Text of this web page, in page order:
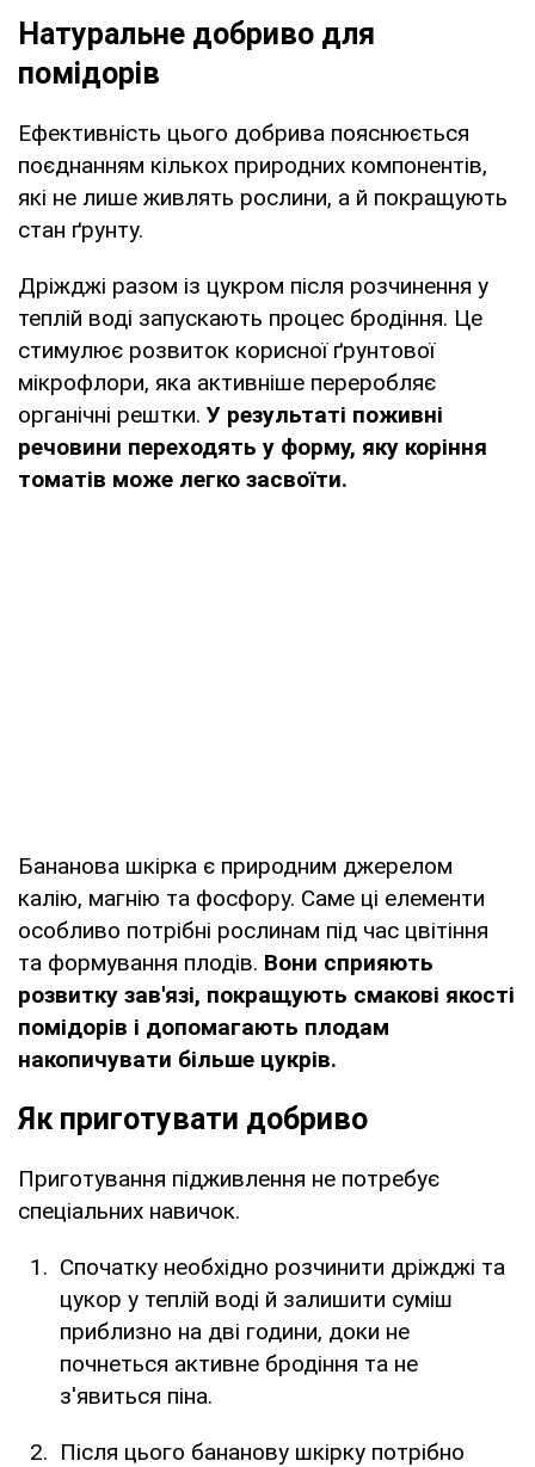
Натуральне добриво для
помідорів
Ефективність цього добрива пояснюється
поєднанням кількох природних компонентів,
які не лише живлять рослини, а й покращують
стан ґрунту.
Дріжджі разом із цукром після розчинення у
теплій воді запускають процес бродіння. Це
стимулює розвиток корисної ґрунтової
мікрофлори, яка активніше переробляє
органічні рештки. У результаті поживні
речовини переходять у форму, яку коріння
томатів може легко засвоїти.
Бананова шкірка є природним джерелом
калію, магнію та фосфору. Саме ці елементи
особливо потрібні рослинам під час цвітіння
та формування плодів. Вони сприяють
розвитку зав'язі, покращують смакові якості
помідорів і допомагають плодам
накопичувати більше цукрів.
Як приготувати добриво
Приготування підживлення не потребує
спеціальних навичок.
Спочатку необхідно розчинити дріжджі та
цукор у теплій воді й залишити суміш
приблизно на дві години, доки не
почнеться активне бродіння та не
з'явиться піна.
Після цього бананову шкірку потрібно